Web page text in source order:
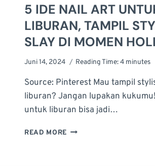
5 IDE NAIL ART
LIBURAN, TAMPIL
SLAY DI MOMEN
Juni 14, 2024 Reading Time:4 minutes
Source: Pinterest Mau tampil
liburan? Jangan lupakan
untuk liburan bisa jadi…
READ MORE 5